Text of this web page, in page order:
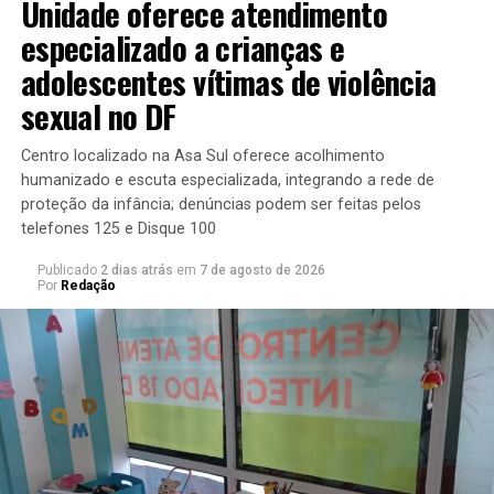
problemas fitossanitários.
Para a pesquisadora da Embrapa Meio Ambiente
Nechet, as mudanças climáticas representam uma
ameaça às plantas, mas poucos estudos consideram o
especialmente em biomas tropicais com culturas
perenes. Entretanto, são informações cruciais para
apontar estratégias de manejo das culturas no futuro,
especialmente em relação ao clima, uma vez que as
emissões cumulativas de dióxido de carbono
determinarão em grande parte o aquecimento global no
final do século XXI, com projeção de aumento em torno
de 1,5°C na temperatura do planeta, de acordo com o
Painel Intergovernamental sobre Mudanças Climáticas
(IPCC
“O FACE Climapest proporcionou conhecer o efeito
desse aumento no café e em suas principais doenças e
Unidade oferece atendimento
especializado a crianças e
adolescentes vítimas de violência
sexual no DF
Centro localizado na Asa Sul oferece acolhimento
humanizado e escuta especializada, integrando a rede de
proteção da infância; denúncias podem ser feitas pelos
telefones 125 e Disque 100
Publicado 2 dias atrás em 7 de agosto de 2026
Por Redação